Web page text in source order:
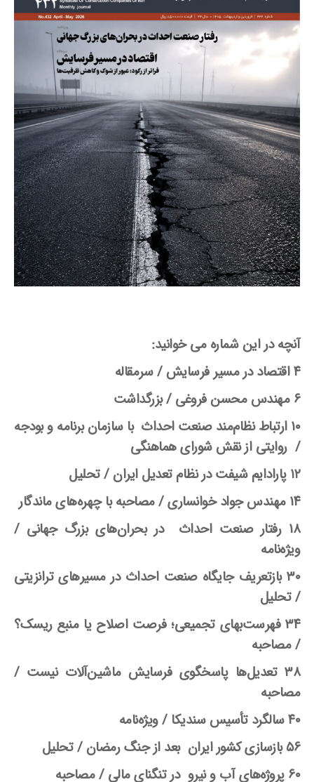
آنچه در این شماره می خوانید:
۴ اقتصاد در مسیر فرسایش /
سرمقاله
۶ مهندس محسن فروغی /
بزرگداشت
۱۰ ارتباط نظام
مند صنعت احداث با سازمان برنامه و بودجه
/ روایتی از نقش شورای هماهنگی
۱۲ پارادایم شیفت در نظام تعدیل ایران /
تحلیل
۱۴ مهندس جواد خوانساری /
مصاحبهبا چهرههای ماندگار
۱۸ رفتار صنعت احداث در بحران
های بزرگ جهانی /
ویژهنامه
۳۰ بازتعریف جایگاه صنعت احداث در مسیرهای ترانزیتی
/تحلیل
۳۴ فهرست
بهای تجمیعی؛ فرصت اصلاح یا منبع ریسک؟
/مصاحبه
۳۸ تعدیل
ها پاسخگوی فرسایش ماشینآلات نیست /
مصاحبه
۴۰ سالگرد تأسیس سندیکا /
ویژهنامه
۵۶ بازسازی کشور ایران بعد از جنگ رمضان /
تحلیل
۶۰ پروژه
های آب و نیرو در تنگنای مالی / مصاحبه